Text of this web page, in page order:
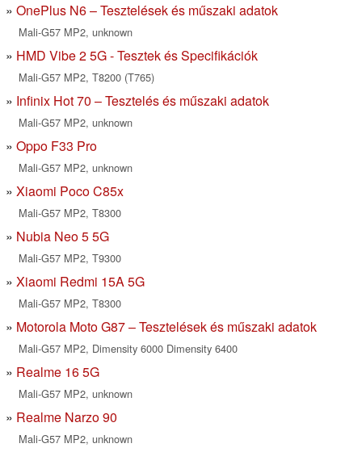
OnePlus N6 – Tesztelések és műszaki adatok
Mali-G57 MP2, unknown
HMD Vibe 2 5G - Tesztek és Specifikációk
Mali-G57 MP2, T8200 (T765)
Infinix Hot 70 – Tesztelés és műszaki adatok
Mali-G57 MP2, unknown
Oppo F33 Pro
Mali-G57 MP2, unknown
Xiaomi Poco C85x
Mali-G57 MP2, T8300
Nubia Neo 5 5G
Mali-G57 MP2, T9300
Xiaomi Redmi 15A 5G
Mali-G57 MP2, T8300
Motorola Moto G87 – Tesztelések és műszaki adatok
Mali-G57 MP2, Dimensity 6000 Dimensity 6400
Realme 16 5G
Mali-G57 MP2, unknown
Realme Narzo 90
Mali-G57 MP2, unknown